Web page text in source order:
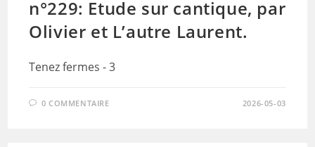
n°229: Etude sur cantique, par
Olivier et L’autre Laurent.
Tenez fermes - 3
0 COMMENTAIRE 2026-05-03